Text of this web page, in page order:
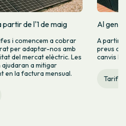
de l'1 de maig
i comencem a cobrar
per adaptar-nos amb
del mercat elèctric. Les
a mitigar
en la factura mensual.
Al
A partir
preus de
canvis hi